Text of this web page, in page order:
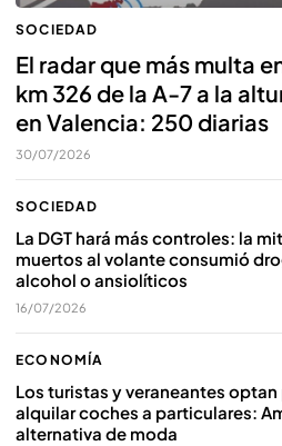
SOCIEDAD
El radar que más multa
km 326 de la A-7 a la
en Valencia: 250 diarias
30/07/2026
SOCIEDAD
La DGT hará más controles: la
muertos al volante consumió
alcohol o ansiolíticos
16/07/2026
ECONOMÍA
Los turistas y veraneantes optan
alquilar coches a particulares:
alternativa de moda